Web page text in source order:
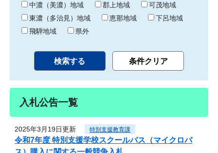
中濃（美濃）地域
郡上地域
可茂地域
東濃（多治見）地域
恵那地域
下呂地域
飛騨地域
県外
入札公告一覧
2025年3月19日更新 特別支援教育課
令和7年度 特別支援学校スクールバス（マイクロバ